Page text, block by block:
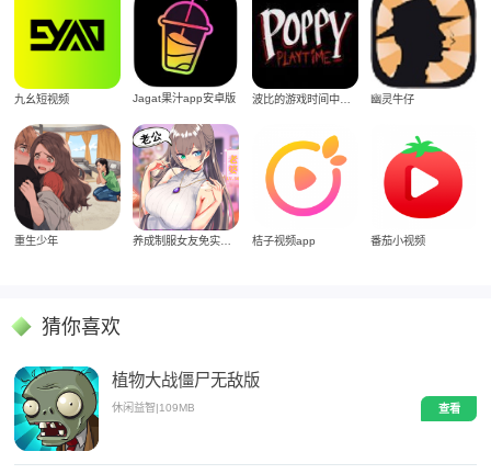
九幺短视频 Jagat果汁app安卓版 波比的游戏时间中文版 幽灵牛仔
重生少年 桔子视频app 番茄小视频
猜你喜欢
植物大战僵尸无敌版
休闲益智 109MB 查看